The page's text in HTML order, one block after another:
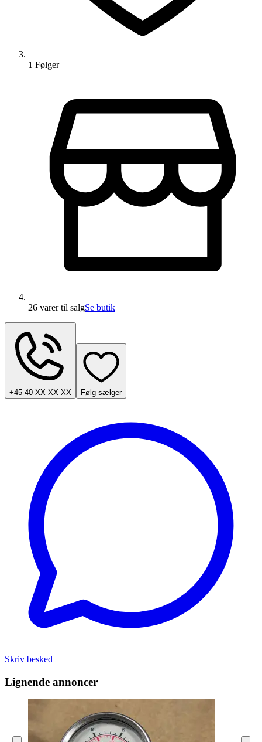
1 Følger
26 varertil salgSe butik
+45 40 XX XX XX Følg sælger
Skriv besked
Lignende annoncer